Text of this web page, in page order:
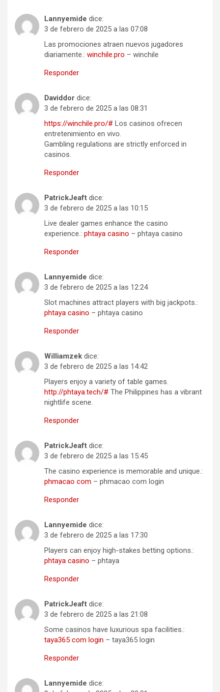
Lannyemide dice:
3 de febrero de 2025 a las 07:08
Las promociones atraen nuevos jugadores
diariamente.: winchile.pro – winchile
Responder
Daviddor dice:
3 de febrero de 2025 a las 08:31
https://winchile.pro/# Los casinos ofrecen
entretenimiento en vivo.
Gambling regulations are strictly enforced in
casinos.
Responder
PatrickJeaft dice:
3 de febrero de 2025 a las 10:15
Live dealer games enhance the casino
experience.: phtaya casino – phtaya casino
Responder
Lannyemide dice:
3 de febrero de 2025 a las 12:24
Slot machines attract players with big jackpots.:
phtaya casino – phtaya casino
Responder
Williamzek dice:
3 de febrero de 2025 a las 14:42
Players enjoy a variety of table games.
http://phtaya.tech/# The Philippines has a vibrant
nightlife scene.
Responder
PatrickJeaft dice:
3 de febrero de 2025 a las 15:45
The casino experience is memorable and unique.:
phmacao com – phmacao com login
Responder
Lannyemide dice:
3 de febrero de 2025 a las 17:30
Players can enjoy high-stakes betting options.:
phtaya casino – phtaya
Responder
PatrickJeaft dice:
3 de febrero de 2025 a las 21:08
Some casinos have luxurious spa facilities.:
taya365 com login – taya365 login
Responder
Lannyemide dice: